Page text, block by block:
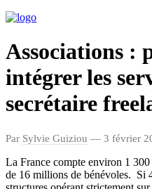
Associations :
intégrer les
secrétaire
Par Sylvie Guiziou — 3 février
La France compte environ 1
de 16 millions de bénévoles. Si